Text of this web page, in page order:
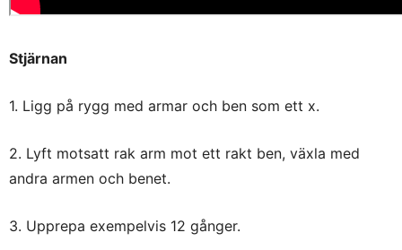
Stjärnan
1. Ligg på rygg med armar och ben som ett x.
2. Lyft motsatt rak arm mot ett rakt ben, växla med
andra armen och benet.
3. Upprepa exempelvis 12 gånger.